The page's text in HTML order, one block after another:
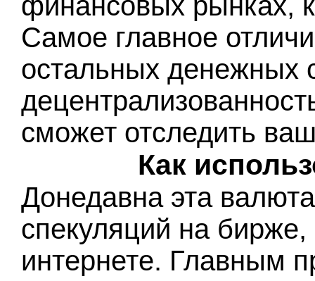
Самое главное
остальных денежных
сможет отследить
Как
Донедавна эта
спекуляций на
интернете. Главным